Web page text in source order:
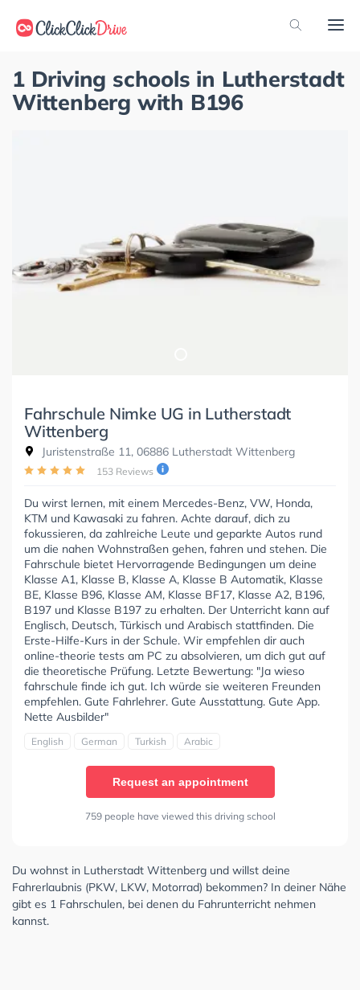
1 Driving schools in Lutherstadt
Wittenberg with B196
Fahrschule Nimke UG in Lutherstadt
Wittenberg
Juristenstraße 11, 06886 Lutherstadt Wittenberg
153 Reviews
Du wirst lernen, mit einem Mercedes-Benz, VW, Honda,
KTM und Kawasaki zu fahren. Achte darauf, dich zu
fokussieren, da zahlreiche Leute und geparkte Autos rund
um die nahen Wohnstraßen gehen, fahren und stehen. Die
Fahrschule bietet Hervorragende Bedingungen um deine
Klasse A1, Klasse B, Klasse A, Klasse B Automatik, Klasse
BE, Klasse B96, Klasse AM, Klasse BF17, Klasse A2, B196,
B197 und Klasse B197 zu erhalten. Der Unterricht kann auf
Englisch, Deutsch, Türkisch und Arabisch stattfinden. Die
Erste-Hilfe-Kurs in der Schule. Wir empfehlen dir auch
online-theorie tests am PC zu absolvieren, um dich gut auf
die theoretische Prüfung. Letzte Bewertung: "Ja wieso
fahrschule finde ich gut. Ich würde sie weiteren Freunden
empfehlen. Gute Fahrlehrer. Gute Ausstattung. Gute App.
Nette Ausbilder"
English German Turkish Arabic
Request an appointment
759 people have viewed this driving school
Du wohnst in Lutherstadt Wittenberg und willst deine
Fahrerlaubnis (PKW, LKW, Motorrad) bekommen? In deiner Nähe
gibt es 1 Fahrschulen, bei denen du Fahrunterricht nehmen
kannst.